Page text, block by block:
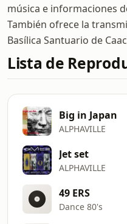
música e informaciones
También ofrece la
Basílica Santuario de
Lista de
Big in Japan
ALPHAVILLE
Jet set
ALPHAVILLE
49 ERS
Dance 80's